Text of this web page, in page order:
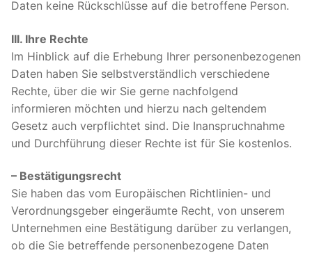
Daten keine Rückschlüsse auf die betroffene Person.
III. Ihre Rechte
Im Hinblick auf die Erhebung Ihrer personenbezogenen
Daten haben Sie selbstverständlich verschiedene
Rechte, über die wir Sie gerne nachfolgend
informieren möchten und hierzu nach geltendem
Gesetz auch verpflichtet sind. Die Inanspruchnahme
und Durchführung dieser Rechte ist für Sie kostenlos.
– Bestätigungsrecht
Sie haben das vom Europäischen Richtlinien- und
Verordnungsgeber eingeräumte Recht, von unserem
Unternehmen eine Bestätigung darüber zu verlangen,
ob die Sie betreffende personenbezogene Daten